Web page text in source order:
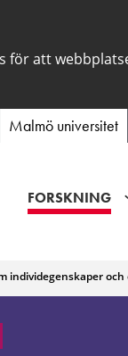
för att
Malmö universitet
FORSKNING
individegenskaper